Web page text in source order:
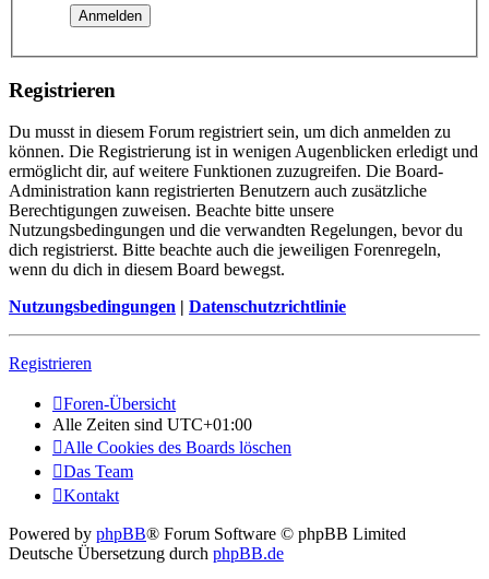
Registrieren
Du musst in diesem Forum registriert sein, um dich anmelden zu
können. Die Registrierung ist in wenigen Augenblicken erledigt und
ermöglicht dir, auf weitere Funktionen zuzugreifen. Die Board-
Administration kann registrierten Benutzern auch zusätzliche
Berechtigungen zuweisen. Beachte bitte unsere
Nutzungsbedingungen und die verwandten Regelungen, bevor du
dich registrierst. Bitte beachte auch die jeweiligen Forenregeln,
wenn du dich in diesem Board bewegst.
Nutzungsbedingungen | Datenschutzrichtlinie
Registrieren
Foren-Übersicht
Alle Zeiten sind UTC+01:00
Alle Cookies des Boards löschen
Das Team
Kontakt
Powered by phpBB® Forum Software © phpBB Limited
Deutsche Übersetzung durch phpBB.de